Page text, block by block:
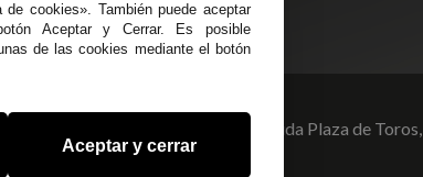
Avenida Plaza de Toros,
cookies». También puede aceptar
Aceptar y Cerrar. Es posible
de las cookies mediante el botón
Aceptar y cerrar